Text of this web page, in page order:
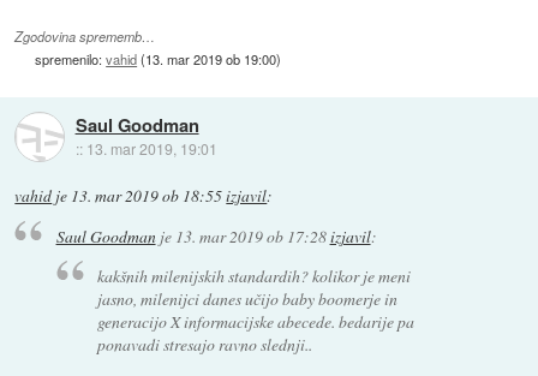
Zgodovina sprememb…
spremenilo:vahid(13. mar 2019 ob 19:00)
Saul Goodman
:: 13. mar 2019, 19:01
vahid je 13. mar 2019 ob 18:55izjavil:
Saul Goodmanje 13. mar 2019 ob 17:28izjavil:
kakšnih milenijskih standardih? kolikor je meni
jasno, milenijci danes učijo baby boomerje in
generacijo X informacijske abecede. bedarije pa
ponavadi stresajo ravno slednji..